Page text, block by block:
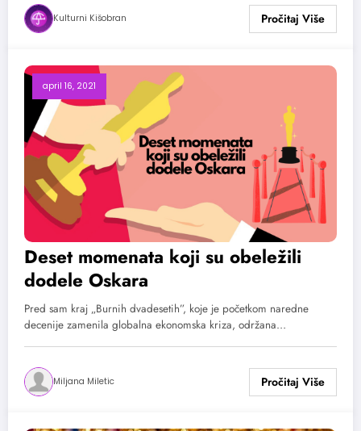
Kulturni Kišobran
april 16, 2021
Deset momenata koji su obeležili
dodele Oskara
Pred sam kraj „Burnih dvadesetih”, koje je početkom naredne
decenije zamenila globalna ekonomska kriza, održana…
Miljana Miletic